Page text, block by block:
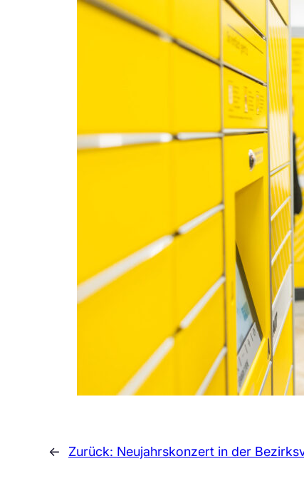
← Zurück: Neujahrskonzert in der